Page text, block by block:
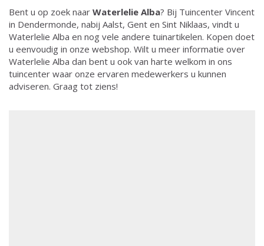
Bent u op zoek naar Waterlelie Alba? Bij Tuincenter Vincent
in Dendermonde, nabij Aalst, Gent en Sint Niklaas, vindt u
Waterlelie Alba en nog vele andere tuinartikelen. Kopen doet
u eenvoudig in onze webshop. Wilt u meer informatie over
Waterlelie Alba dan bent u ook van harte welkom in ons
tuincenter waar onze ervaren medewerkers u kunnen
adviseren. Graag tot ziens!